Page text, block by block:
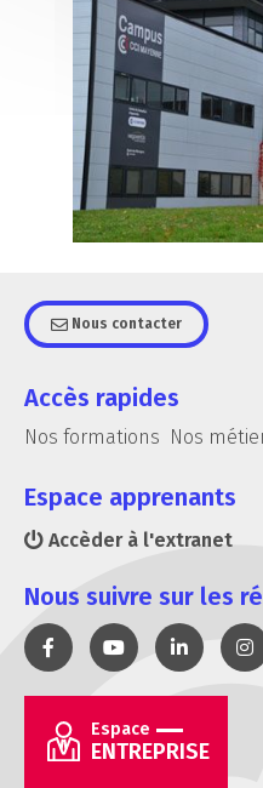
Nous contacter
Accès rapides
Nos formations Nos
Espace apprenants
Accèder à l'extranet
Nous suivre sur les
Espace
ENTREPRISE